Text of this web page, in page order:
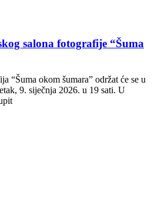
salona fotografije “Šuma
“Šuma okom šumara” održat će se u
9. siječnja 2026. u 19 sati. U